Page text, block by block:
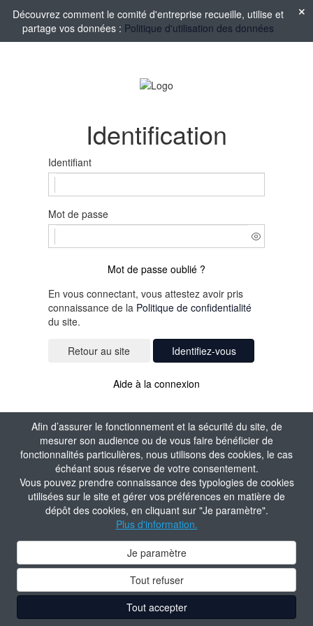
Afin d’assurer le fonctionnement et la sécurité du site, de
mesurer son audience ou de vous faire bénéficier de
fonctionnalités particulières, nous utilisons des cookies, le cas
échéant sous réserve de votre consentement.
Vous pouvez prendre connaissance des typologies de cookies
utilisées sur le site et gérer vos préférences en matière de
dépôt des cookies, en cliquant sur "Je paramètre".
Plus d'information.
Je paramètre
Tout refuser
Tout accepter
Découvrez comment le comité d'entreprise recueille, utilise et
partage vos données : Politique d'utilisation des données
Identification
Identifiant
Mot de passe
Mot de passe oublié ?
En vous connectant, vous attestez avoir pris
connaissance de la Politique de confidentialité
du site.
Identifiez-vous
Aide à la connexion